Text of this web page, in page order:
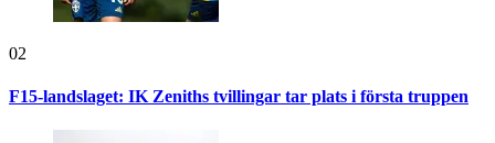
02
F15-landslaget: IK Zeniths tvillingar tar plats i första truppen